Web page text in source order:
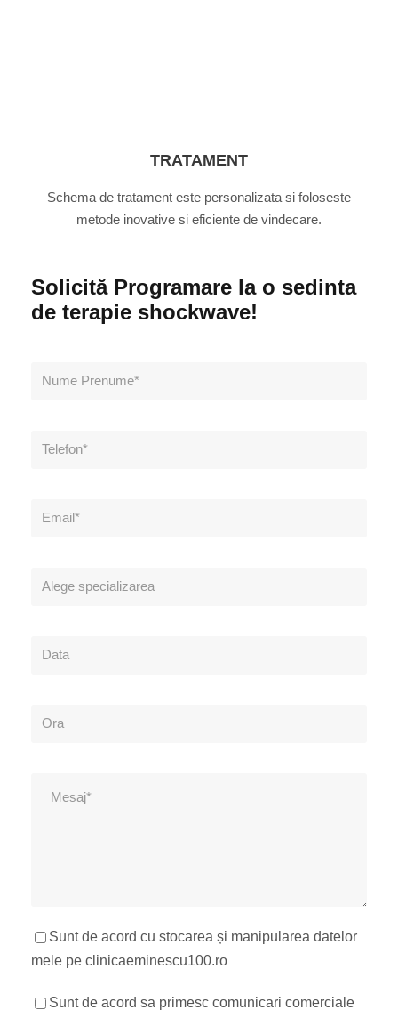
TRATAMENT
Schema de tratament este personalizata si foloseste
metode inovative si eficiente de vindecare.
Solicită Programare la o sedinta
de terapie shockwave!
Sunt de acord cu stocarea și manipularea datelor
mele pe clinicaeminescu100.ro
Sunt de acord sa primesc comunicari comerciale